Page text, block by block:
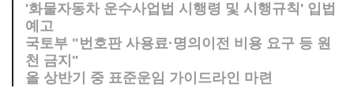
'화물자동차 운수사업법 시행령 및 시행규칙' 입법
예고
국토부 "번호판 사용료·명의이전 비용 요구 등 원
천 금지"
올 상반기 중 표준운임 가이드라인 마련